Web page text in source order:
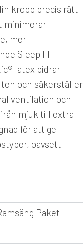
kropp precis rätt
minimerar
mer
Sleep III
latex bidrar
och säkerställer
ventilation och
mjuk till extra
för att ge
oavsett
Paket